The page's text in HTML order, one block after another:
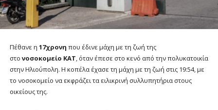
Πέθανε η 17χρονη που έδινε μάχη με τη ζωή της
στο νοσοκομείο ΚΑΤ, όταν έπεσε στο κενό από την πολυκατοικία
στην Ηλιούπολη. Η κοπέλα έχασε τη μάχη με τη ζωή στις 19:54, με
το νοσοκομείο να εκφράζει τα ειλικρινή συλλυπητήρια στους
οικείους της.